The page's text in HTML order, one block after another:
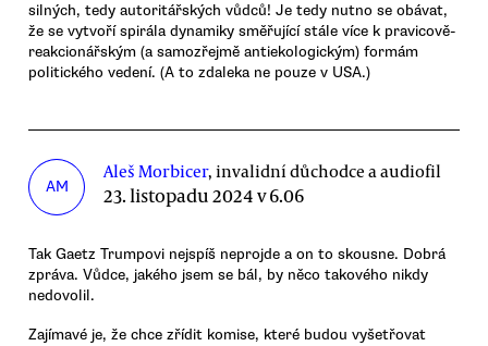
silných, tedy autoritářských vůdců! Je tedy nutno se obávat,
že se vytvoří spirála dynamiky směřující stále více k pravicově-
reakcionářským (a samozřejmě antiekologickým) formám
politického vedení. (A to zdaleka ne pouze v USA.)
AM
Aleš Morbicer, invalidní důchodce a audiofil
23. listopadu 2024 v 6.06
Tak Gaetz Trumpovi nejspíš neprojde a on to skousne. Dobrá
zpráva. Vůdce, jakého jsem se bál, by něco takového nikdy
nedovolil.
Zajímavé je, že chce zřídit komise, které budou vyšetřovat